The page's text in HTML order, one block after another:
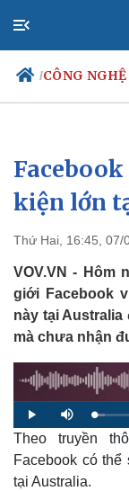
/CÔNG NGHỆ
Chính trị
Đảng
Tổ chức nhân sự
Nhận diện sự thật
kiện lớn
Thứ Hai, 16:45, 07/
VOV.VN - Hôm
giới Facebook
này tại
mà chưa nhận
P
l
a
y
M
u
t
e
L
o
e
d
Theo truyền
Facebook có
tại Australia.